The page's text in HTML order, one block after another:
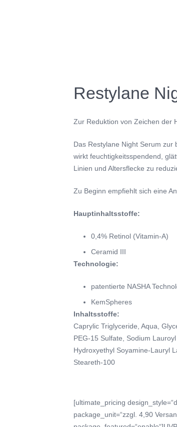
Restylane
Zur Reduktion von Zeichen der
Das Restylane Night Serum
wirkt feuchtigkeitsspendend,
Linien und Altersflecke zu
Zu Beginn empfiehlt sich eine
Hauptinhaltsstoffe:
0,4% Retinol (Vitamin-A)
Ceramid III
Technologie:
patentierte NASHA
KemSpheres
Inhaltsstoffe:
Caprylic Triglyceride, Aqua,
PEG-15 Sulfate, Sodium
Hydroxyethyl Soyamine-Lauryl
Steareth-100
[ultimate_pricing
package_unit=“zzgl. 4,90